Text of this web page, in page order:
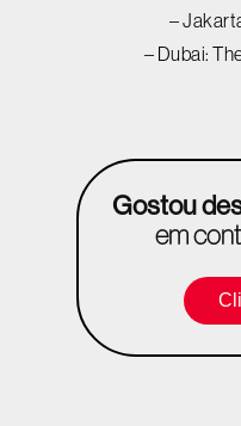
–
– Dubai:
Gostou
em